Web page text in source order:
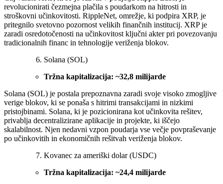
revolucionirati čezmejna plačila s poudarkom na hitrosti in
stroškovni učinkovitosti. RippleNet, omrežje, ki podpira XRP, je
pritegnilo svetovno pozornost velikih finančnih institucij. XRP je
zaradi osredotočenosti na učinkovitost ključni akter pri povezovanju
tradicionalnih financ in tehnologije veriženja blokov.
Solana (SOL)
Tržna kapitalizacija: ~32,8 milijarde
Solana (SOL) je postala prepoznavna zaradi svoje visoko zmogljive
verige blokov, ki se ponaša s hitrimi transakcijami in nizkimi
pristojbinami. Solana, ki je pozicionirana kot učinkovita rešitev,
privablja decentralizirane aplikacije in projekte, ki iščejo
skalabilnost. Njen nedavni vzpon poudarja vse večje povpraševanje
po učinkovitih in ekonomičnih rešitvah veriženja blokov.
Kovanec za ameriški dolar (USDC)
Tržna kapitalizacija: ~24,4 milijarde